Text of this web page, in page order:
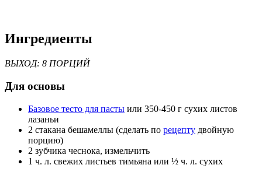
Ингредиенты
ВЫХОД: 8 ПОРЦИЙ
Для основы
Базовое тесто для пасты или 350-450 г сухих листов
лазаньи
2 стакана бешамеллы (сделать по рецепту двойную
порцию)
2 зубчика чеснока, измельчить
1 ч. л. свежих листьев тимьяна или ½ ч. л. сухих